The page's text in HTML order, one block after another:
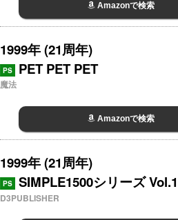
Amazonで検索
1999年 (21周年)
PS PET PET PET
魔法
Amazonで検索
1999年 (21周年)
PS SIMPLE1500シリーズ
D3PUBLISHER